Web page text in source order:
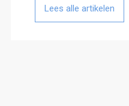
Lees alle artikelen